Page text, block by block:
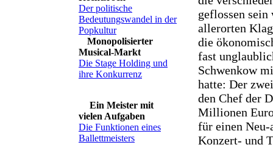
Der politische
Bedeutungswandel in der
Popkultur
Monopolisierter
Musical-Markt
Die Stage Holding und
ihre Konkurrenz
Ein Meister mit
vielen Aufgaben
Die Funktionen eines
Ballettmeisters
geflossen
allerorten
die
fast
Schwenkow
hatte: Der
den Chef der
Millionen
für einen
Konzert- und